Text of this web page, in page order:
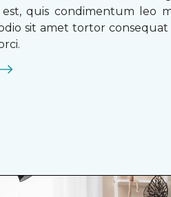
quis condimentum leo
sit amet tortor